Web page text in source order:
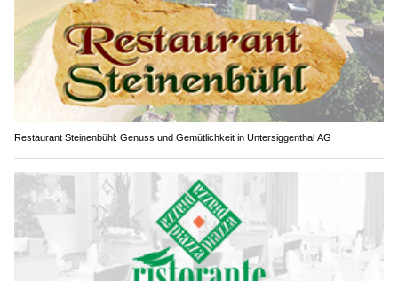
Restaurant Steinenbühl: Genuss und Gemütlichkeit in Untersiggenthal AG